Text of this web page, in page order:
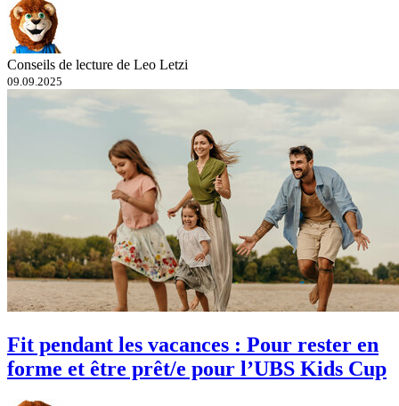
Conseils de lecture de Leo Letzi
09.09.2025
Fit pendant les vacances : Pour rester en
forme et être prêt/e pour l’UBS Kids Cup